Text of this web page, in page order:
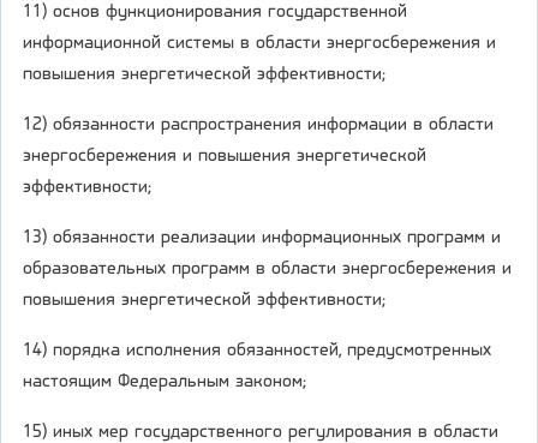
11) основ функционирования государственной
информационной системы в области энергосбережения и
повышения энергетической эффективности;
12) обязанности распространения информации в области
энергосбережения и повышения энергетической
эффективности;
13) обязанности реализации информационных программ и
образовательных программ в области энергосбережения и
повышения энергетической эффективности;
14) порядка исполнения обязанностей, предусмотренных
настоящим Федеральным законом;
15) иных мер государственного регулирования в области